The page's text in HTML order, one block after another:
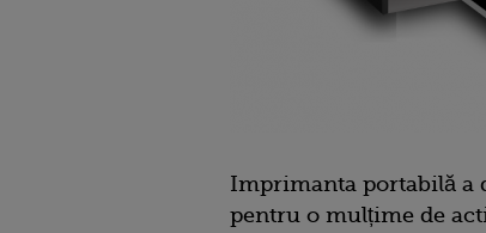
Imprimanta portabilă a
pentru o mulțime de